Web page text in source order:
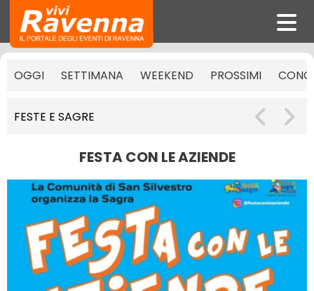
OGGI SETTIMANA WEEKEND PROSSIMI
FESTE E SAGRE
FESTA CON LE AZIENDE